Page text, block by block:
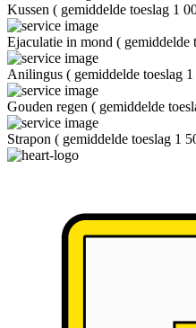
Kussen ( gemiddelde toeslag 1
Ejaculatie in mond ( gemiddelde
Anilingus ( gemiddelde toeslag
Gouden regen ( gemiddelde
Strapon ( gemiddelde toeslag 1